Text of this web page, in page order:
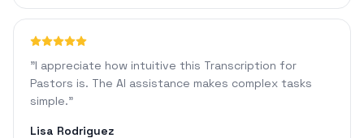
"I appreciate how intuitive this Transcription for
Pastors is. The AI assistance makes complex tasks
simple."
Lisa Rodriguez